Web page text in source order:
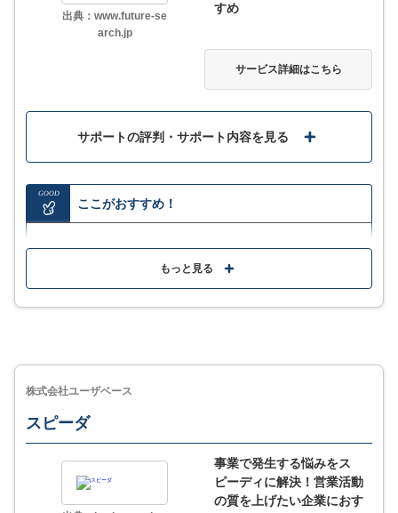
営業リスト作成の時間が大幅に短縮され、手作業によるミスや情
きるようになりました。案件ごとの状況をリアルタイムで把握で
出典：www.future-se
arch.jp
すめ
サービス詳細はこちら
サポートの評判・サポート内容を見る
GOOD
ここがおすすめ！
キーワード検索でサクサクリストアップされ、リアル
タイム表示のため待ち時間もなし
MORE
ここが少し気になる…
支払方法はクレジットカードのみのため、請求書払い
など別の支払方法希望の企業は導入ができない
もっと見る
株式会社ユーザベース
スピーダ
事業で発生する悩みをス
ピーディに解決！営業活動
の質を上げたい企業におす